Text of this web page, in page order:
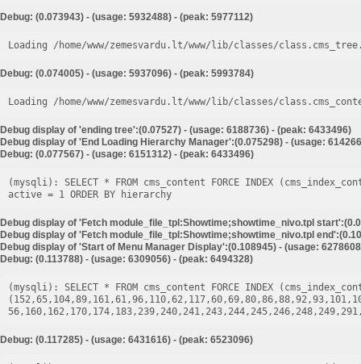
Debug: (0.073943) - (usage: 5932488) - (peak: 5977112)
Loading /home/www/zemesvardu.lt/www/lib/classes/
Debug: (0.074005) - (usage: 5937096) - (peak: 5993784)
Loading /home/www/zemesvardu.lt/www/lib/classes/
Debug display of 'ending tree':(0.07527) - (usage: 6188736) - (peak: 6433496)
Debug display of 'End Loading Hierarchy Manager':(0.075298) - (usage:
Debug: (0.077567) - (usage: 6151312) - (peak: 6433496)
(mysqli): SELECT * FROM cms_content FORCE INDEX
Debug display of 'Fetch module_file_tpl:Showtime;showtime_nivo.tpl
Debug display of 'Fetch module_file_tpl:Showtime;showtime_nivo.tpl
Debug display of 'Start of Menu Manager Display':(0.108945) - (usage:
Debug: (0.113788) - (usage: 6309056) - (peak: 6494328)
(mysqli): SELECT * FROM cms_content FORCE INDEX
Debug: (0.117285) - (usage: 6431616) - (peak: 6523096)